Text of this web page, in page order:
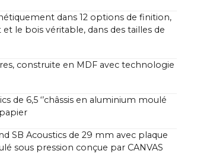
dans 12 options de finition,
le bois véritable, dans des tailles de
construite en MDF avec technologie
de 6,5 ‘’châssis en aluminium moulé
SB Acoustics de 29 mm avec plaque
sous pression conçue par CANVAS